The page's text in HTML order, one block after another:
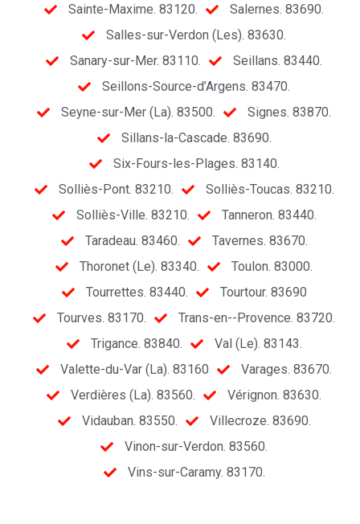
Sainte-Maxime. 83120.
Salernes. 83690.
Salles-sur-Verdon (Les). 83630.
Sanary-sur-Mer. 83110.
Seillans. 83440.
Seillons-Source-d’Argens. 83470.
Seyne-sur-Mer (La). 83500.
Signes. 83870.
Sillans-la-Cascade. 83690.
Six-Fours-les-Plages. 83140.
Solliès-Pont. 83210.
Solliès-Toucas. 83210.
Solliès-Ville. 83210.
Tanneron. 83440.
Taradeau. 83460.
Tavernes. 83670.
Thoronet (Le). 83340.
Toulon. 83000.
Tourrettes. 83440.
Tourtour. 83690
Tourves. 83170.
Trans-en--Provence. 83720.
Trigance. 83840.
Val (Le). 83143.
Valette-du-Var (La). 83160
Varages. 83670.
Verdières (La). 83560.
Vérignon. 83630.
Vidauban. 83550.
Villecroze. 83690.
Vinon-sur-Verdon. 83560.
Vins-sur-Caramy. 83170.